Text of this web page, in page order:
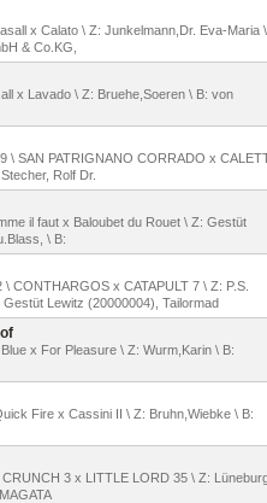
x Calato \ Z: Junkelmann,Dr. Eva-Maria
& Co.KG,
x Lavado \ Z: Bruehe,Soeren \ B: von
\ SAN PATRIGNANO CORRADO x
Rolf Dr.
il faut x Baloubet du Rouet \ Z: Gestüt
\ B:
CONTHARGOS x CATAPULT 7 \ Z: P.S.
Lewitz (20000004), Tailormad
x For Pleasure \ Z: Wurm,Karin \ B:
Fire x Cassini II \ Z: Bruhn,Wiebke \ B:
3 x LITTLE LORD 35 \ Z: